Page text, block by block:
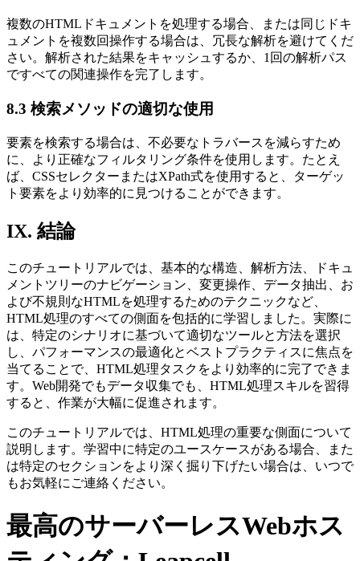
複数のHTMLドキュメントを処理する場合、または同じドキ
ュメントを複数回操作する場合は、冗長な解析を避けてくだ
さい。解析された結果をキャッシュするか、1回の解析パス
ですべての関連操作を完了します。
8.3 検索メソッドの適切な使用
要素を検索する場合は、不必要なトラバースを減らすため
に、より正確なフィルタリング条件を使用します。たとえ
ば、CSSセレクターまたはXPath式を使用すると、ターゲッ
ト要素をより効率的に見つけることができます。
IX. 結論
このチュートリアルでは、基本的な構造、解析方法、ドキュ
メントツリーのナビゲーション、変更操作、データ抽出、お
よび不規則なHTMLを処理するためのテクニックなど、
HTML処理のすべての側面を包括的に学習しました。実際に
は、特定のシナリオに基づいて適切なツールと方法を選択
し、パフォーマンスの最適化とベストプラクティスに焦点を
当てることで、HTML処理タスクをより効率的に完了できま
す。Web開発でもデータ収集でも、HTML処理スキルを習得
すると、作業が大幅に促進されます。
このチュートリアルでは、HTML処理の重要な側面について
説明します。学習中に特定のユースケースがある場合、また
は特定のセクションをより深く掘り下げたい場合は、いつで
もお気軽にご連絡ください。
最高のサーバーレスWebホス